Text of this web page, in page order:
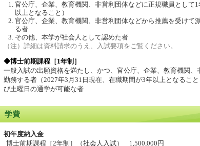
官公庁、企業、教育機関、非営利団体などに正規職員として
以上となること）
官公庁、企業、教育機関、非営利団体などから推薦を受けて
る者
その他、本学が社会人として認めた者
（注）詳細は資料請求のうえ、入試要項をご覧ください。
◆博士前期課程［1年制］
一般入試の出願資格を満たし、かつ、官公庁、企業、教育機関
勤務する者（2027年3月31日現在、在職期間が3年以上となるこ
び土曜日の通学が可能な者
学費
初年度納入金
博士前期課程［2年制］（社会人入試）
1,500,000円